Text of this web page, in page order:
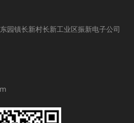
园镇长新村长新工业区振新电子公司